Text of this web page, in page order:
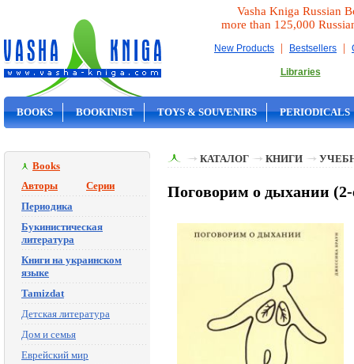
Vasha Kniga Russian
more than 125,000
New Products | Bestsellers |
Libraries
BOOKS BOOKINIST TOYS & SOUVENIRS PERIODICALS
Books
Авторы
Серии
Периодика
Букинистическая
литература
Книги на украинском
языке
Tamizdat
Детская литература
Дом и семья
Еврейский мир
КАТАЛОГ КНИГИ
Поговорим о дыхании